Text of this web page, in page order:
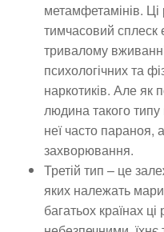
метамфетамінів.
тимчасовий сплеск
тривалому
психологічних та
наркотиків. Але як
людина такого типу
неї часто параноя,
захворювання.
Третій тип – це
яких належать
багатьох країнах